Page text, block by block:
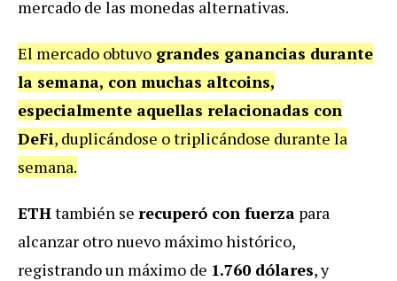
mercado de las monedas alternativas.
El mercado obtuvo grandes ganancias durante
la semana, con muchas altcoins,
especialmente aquellas relacionadas con
DeFi, duplicándose o triplicándose durante la
semana.
ETHtambién se recuperó con fuerza para
alcanzar otro nuevo máximo histórico,
registrando un máximo de 1.760 dólares, y